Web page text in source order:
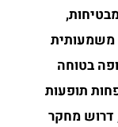
משמעותית
בטוחה
תופעות
דרוש מחקר